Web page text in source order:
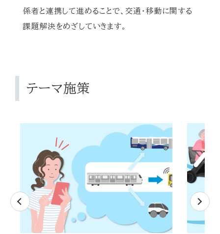
係者と連携して進めることで、交通・移動に関する
課題解決をめざしていきます。
テーマ施策